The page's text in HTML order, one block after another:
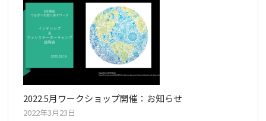
2022.5月ワークショップ開催：お知らせ
2022年3月23日